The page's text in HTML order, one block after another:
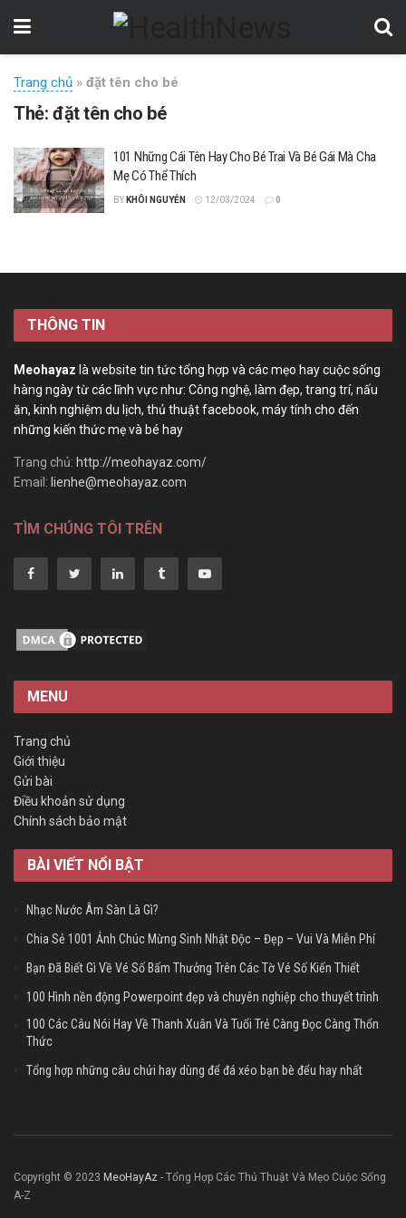
Trang chủ » đặt tên cho bé
Thẻ:đặt tên cho bé
101 Những Cái Tên Hay Cho Bé Trai Và Bé Gái Mà Cha
Mẹ Có Thể Thích
BY KHÔI NGUYỄN 12/03/2024 0
THÔNG TIN
Meohayaz là website tin tức tổng hợp và các mẹo hay cuộc sống
hàng ngày từ các lĩnh vực như: Công nghệ, làm đẹp, trang trí, nấu
ăn, kinh nghiệm du lịch, thủ thuật facebook, máy tính cho đến
những kiến thức mẹ và bé hay
Trang chủ: http://meohayaz.com/
Email: lienhe@meohayaz.com
TÌM CHÚNG TÔI TRÊN
MENU
Trang chủ
Giới thiệu
Gửi bài
Điều khoản sử dụng
Chính sách bảo mật
BÀI VIẾT NỔI BẬT
Nhạc Nước Âm Sàn Là Gì?
Chia Sẻ 1001 Ảnh Chúc Mừng Sinh Nhật Độc – Đẹp – Vui Và Miễn Phí
Bạn Đã Biết Gì Về Vé Số Bấm Thưởng Trên Các Tờ Vé Số Kiến Thiết
100 Hình nền động Powerpoint đẹp và chuyên nghiệp cho thuyết trình
100 Các Câu Nói Hay Về Thanh Xuân Và Tuổi Trẻ Càng Đọc Càng Thổn
Thức
Tổng hợp những câu chửi hay dùng để đá xéo bạn bè đểu hay nhất
Copyright © 2023 MeoHayAz - Tổng Hợp Các Thủ Thuật Và Mẹo Cuộc Sống
A-Z